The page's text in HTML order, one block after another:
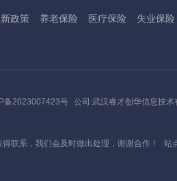
体检 广元体检 贵阳体检 红河体检
检 齐齐哈尔体检 鸡西体检 嘉兴体检
政策 养老保险 医疗保险 失业保险
备2023007423号 公司:武汉睿才创华信息技术
联系，我们会及时做出处理，谢谢合作！ 站